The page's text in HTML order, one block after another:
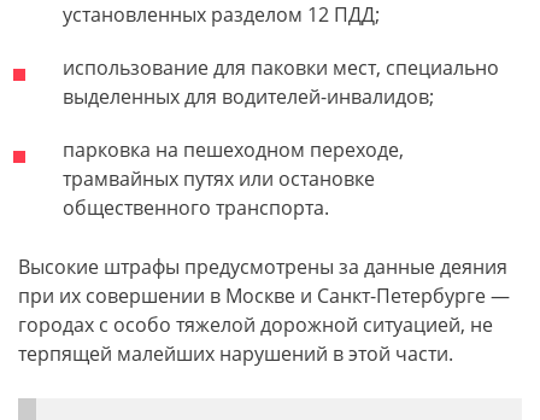
установленных разделом 12 ПДД;
использование для паковки мест, специально
выделенных для водителей-инвалидов;
парковка на пешеходном переходе,
трамвайных путях или остановке
общественного транспорта.
Высокие штрафы предусмотрены за данные деяния
при их совершении в Москве и Санкт-Петербурге —
городах с особо тяжелой дорожной ситуацией, не
терпящей малейших нарушений в этой части.